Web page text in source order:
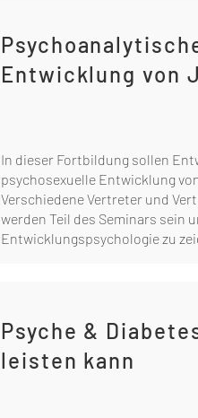
Entwicklung von
In dieser Fortbildung sollen
psychosexuelle Entwicklung
Verschiedene Vertreter und
werden Teil des Seminars sein
Entwicklungspsychologie zu
Psyche &
leisten kann